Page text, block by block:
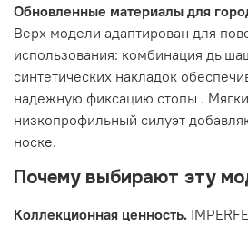
Обновленные материалы для
Верх модели адаптирован для
использования: комбинация
синтетических накладок
надежную фиксацию стопы .
низкопрофильный силуэт
носке.
Почему выбирают эту
Коллекционная ценность.